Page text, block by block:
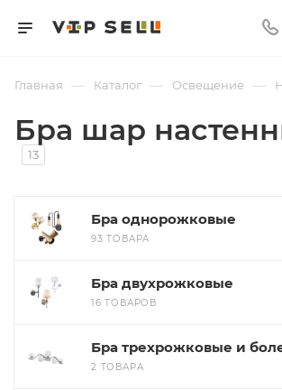
Главная — Каталог — Освещение —
Бра шар
13
Бра однорожковые
93 ТОВАРА
Бра двухрожковые
16 ТОВАРОВ
Бра трехрожковые и
2 ТОВАРА